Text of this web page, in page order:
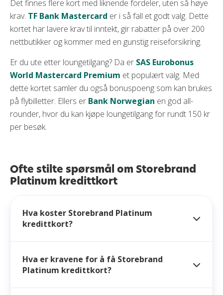
Det finnes flere kort med liknende fordeler, uten så høye
krav. TF Bank Mastercard er i så fall et godt valg. Dette
kortet har lavere krav til inntekt, gir rabatter på over 200
nettbutikker og kommer med en gunstig reiseforsikring.
Er du ute etter loungetilgang? Da er SAS Eurobonus
World Mastercard Premium et populært valg. Med
dette kortet samler du også bonuspoeng som kan brukes
på flybilletter. Ellers er Bank Norwegian en god all-
rounder, hvor du kan kjøpe loungetilgang for rundt 150 kr
per besøk.
Ofte stilte spørsmål om Storebrand
Platinum kredittkort
Hva koster Storebrand Platinum
kredittkort?
Hva er kravene for å få Storebrand
Platinum kredittkort?